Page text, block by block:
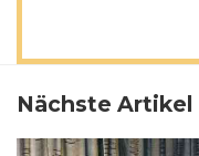
Nächste Artikel